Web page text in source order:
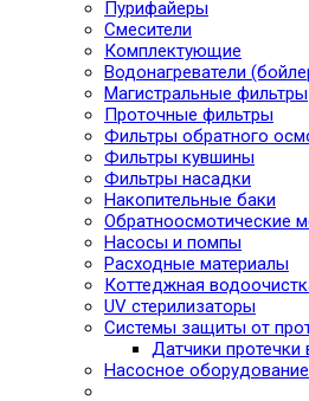
Пурифайеры
Смесители
Комплектующие
Водонагреватели
Магистральные фильтры
Проточные фильтры
Фильтры обратного
Фильтры кувшины
Фильтры насадки
Накопительные баки
Обратноосмотические
Насосы и помпы
Расходные материалы
Коттеджная
UV стерилизаторы
Системы защиты от
Датчики протечки
Насосное оборудование